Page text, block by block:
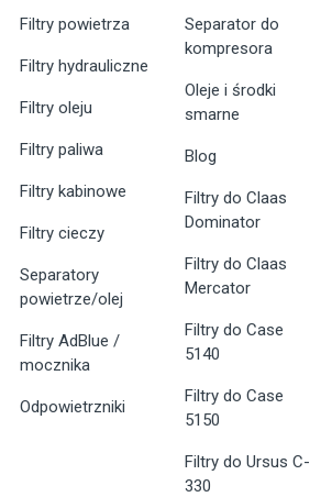
Filtry powietrza
Filtry hydrauliczne
Filtry oleju
Filtry paliwa
Filtry kabinowe
Filtry cieczy
Separatory
powietrze/olej
Filtry AdBlue /
mocznika
Odpowietrzniki
Separator do
kompresora
Oleje i środki
smarne
Blog
Filtry do Claas
Dominator
Filtry do Claas
Mercator
Filtry do Case
5140
Filtry do Case
5150
Filtry do Ursus C-
330